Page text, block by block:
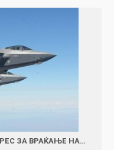
ЗА ВРАЌАЊЕ НА…